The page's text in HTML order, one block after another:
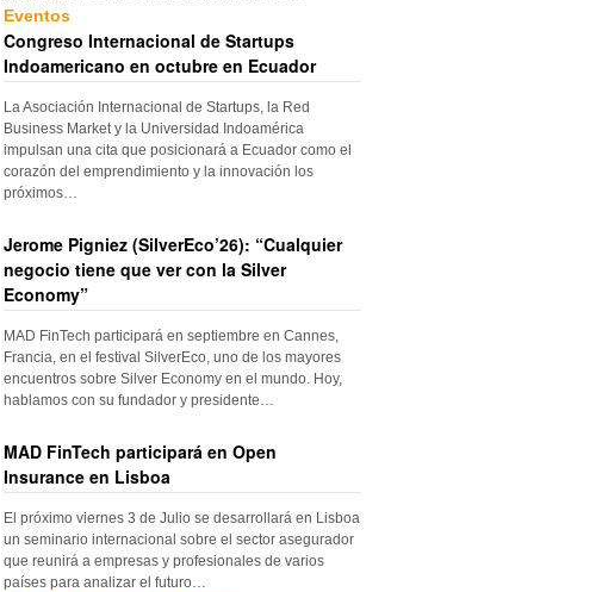
Eventos
Congreso Internacional de Startups
Indoamericano en octubre en Ecuador
La Asociación Internacional de Startups, la Red
Business Market y la Universidad Indoamérica
impulsan una cita que posicionará a Ecuador como el
corazón del emprendimiento y la innovación los
próximos…
Jerome Pigniez (SilverEco’26): “Cualquier
negocio tiene que ver con la Silver
Economy”
MAD FinTech participará en septiembre en Cannes,
Francia, en el festival SilverEco, uno de los mayores
encuentros sobre Silver Economy en el mundo. Hoy,
hablamos con su fundador y presidente…
MAD FinTech participará en Open
Insurance en Lisboa
El próximo viernes 3 de Julio se desarrollará en Lisboa
un seminario internacional sobre el sector asegurador
que reunirá a empresas y profesionales de varios
países para analizar el futuro…